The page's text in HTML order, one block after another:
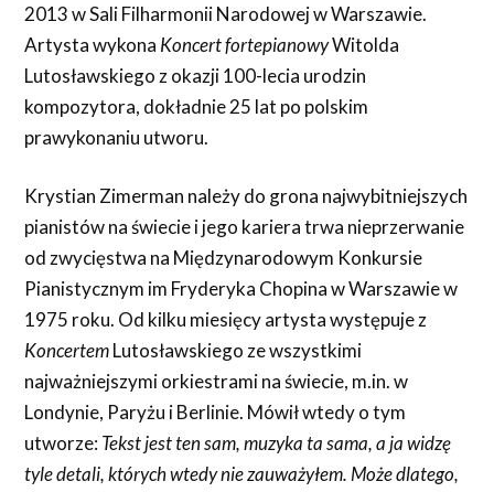
2013 w Sali Filharmonii Narodowej w Warszawie.
Artysta wykona Koncert fortepianowyWitolda
Lutosławskiego z okazji 100-lecia urodzin
kompozytora, dokładnie 25 lat po polskim
prawykonaniu utworu.
Krystian Zimerman należy do grona najwybitniejszych
pianistów na świecie i jego kariera trwa nieprzerwanie
od zwycięstwa na Międzynarodowym Konkursie
Pianistycznym im Fryderyka Chopina w Warszawie w
1975 roku. Od kilku miesięcy artysta występuje z
KoncertemLutosławskiego ze wszystkimi
najważniejszymi orkiestrami na świecie, m.in. w
Londynie, Paryżu i Berlinie. Mówił wtedy o tym
utworze:Tekst jest ten sam, muzyka ta sama, a ja widzę
tyle detali, których wtedy nie zauważyłem. Może dlatego,